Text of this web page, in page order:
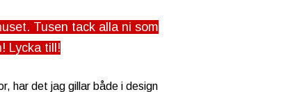
Tusen tack alla ni som
Lycka till!
har det jag gillar både i design